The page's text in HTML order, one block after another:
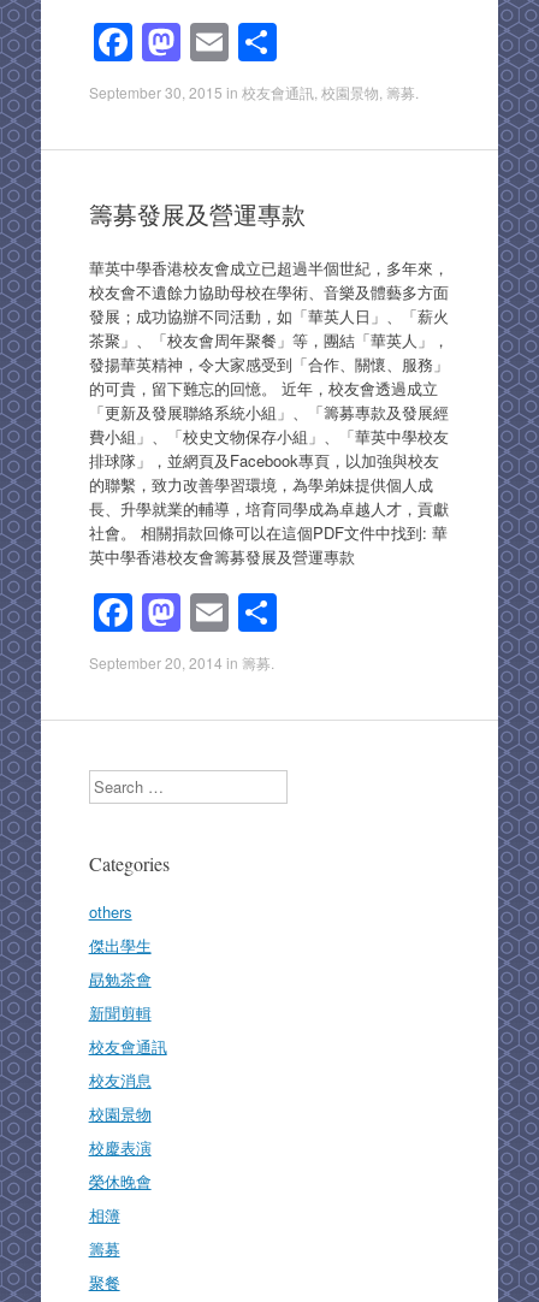
F
a
e
b
o
o
k
M
a
st
o
d
o
n
E
m
ail
S
h
ar
e
September 30, 2015 in 校友會通訊, 校園景物 籌募
籌募發展及營運專款
華英中學香港校友會成立已超過半個世紀，多年來，
校友會不遺餘力協助母校在學術、音樂及體藝多方面
發展；成功協辦不同活動，如「華英人日」、「薪火
茶聚」、「校友會周年聚餐」等，團結「華英人」，
發揚華英精神，令大家感受到「合作、關懷、服務」
的可貴，留下難忘的回憶。 近年，校友會透過成立
「更新及發展聯絡系統小組」、「籌募專款及發展經
費小組」、「校史文物保存小組」、「華英中學校友
排球隊」，並網頁及Facebook專頁，以加強與校友
的聯繫，致力改善學習環境，為學弟妹提供個人成
長、升學就業的輔導，培育同學成為卓越人才，貢獻
社會。 相關捐款回條可以在這個PDF文件中找到: 華
英中學香港校友會籌募發展及營運專款
F
a
e
b
o
o
k
M
a
st
o
d
o
E
m
ail
S
e
September 20, 2014 in 籌募
Search
Categories
others
傑出學生
勗勉茶會
新聞剪輯
校友會通訊
校友消息
校園景物
校慶表演
榮休晚會
相簿
籌募
聚餐